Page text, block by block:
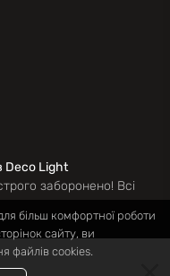
Deco Light
заборонено! Всі
більш комфортної роботи
сайту, ви
файлів cookies.